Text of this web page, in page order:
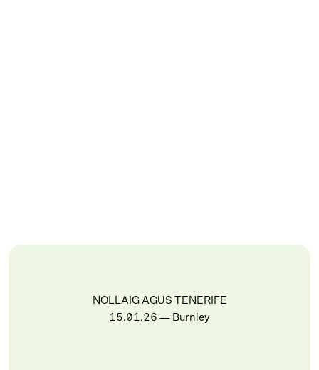
NOLLAIG AGUS TENERIFE
15.01.26 — Burnley